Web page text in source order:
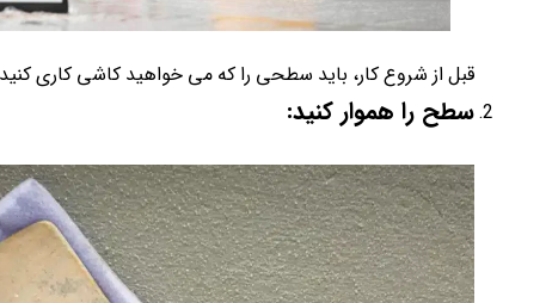
قبل از شروع کار، باید سطحی را که می خواهید کاشی کاری کنید
سطح را هموار کنید: